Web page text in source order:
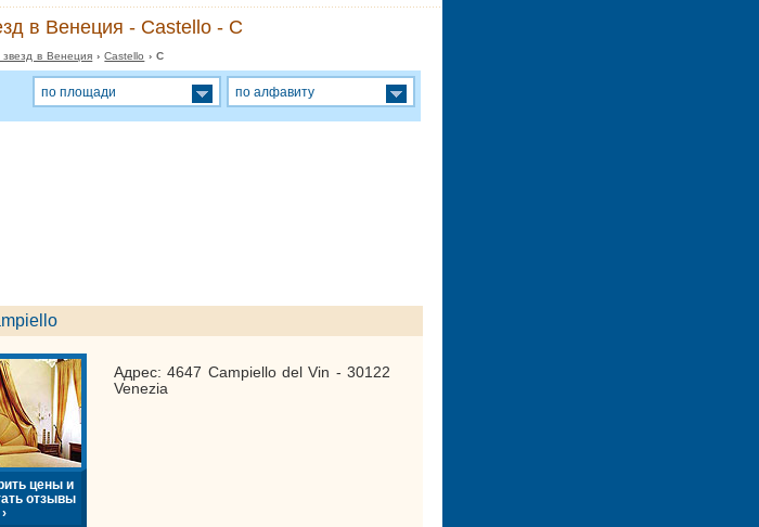
в Венеция - Castello - C
в Венеция ›Castello › C
по площади по алфавиту
цены и
отзывы
Адрес: 4647 Campiello del Vin - 30122
Venezia